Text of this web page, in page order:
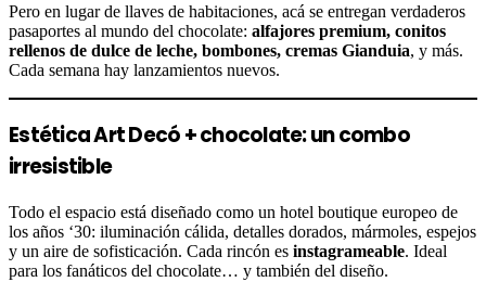
Pero en lugar de llaves de habitaciones, acá se entregan verdaderos
pasaportes al mundo del chocolate: alfajores premium, conitos
rellenos de dulce de leche, bombones, cremas Gianduia, y más.
Cada semana hay lanzamientos nuevos.
Estética Art Decó + chocolate: un combo
irresistible
Todo el espacio está diseñado como un hotel boutique europeo de
los años ‘30: iluminación cálida, detalles dorados, mármoles, espejos
y un aire de sofisticación. Cada rincón es instagrameable. Ideal
para los fanáticos del chocolate… y también del diseño.